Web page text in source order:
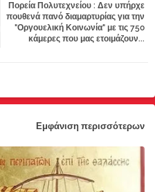
atsa
Πορεία Πολυτεχνείου : Δεν υπήρχε
πουθενά πανό διαμαρτυρίας για την
"Οργουελική Κοινωνία" με τις 750
κάμερες που μας ετοιμάζουν...
Εμφάνιση περισσότερων